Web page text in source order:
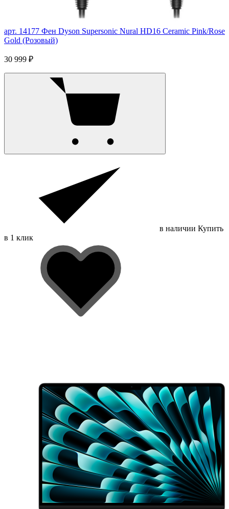
арт. 14177 Фен Dyson Supersonic Nural HD16 Ceramic Pink/Rose
Gold (Розовый)
30 999 ₽
в наличии Купить
в 1 клик